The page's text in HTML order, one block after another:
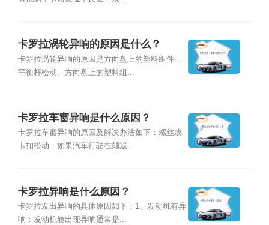
卡罗拉涡轮异响的原因是什么？
卡罗拉涡轮异响的原因是方向盘上的塑料组件，
平衡杆松动。方向盘上的塑料组...
卡罗拉车窗异响是什么原因？
卡罗拉车窗异响的原因及解决办法如下：螺丝或
卡扣松动：如果汽车行驶在颠簸...
卡罗拉异响是什么原因？
卡罗拉发出异响的具体原因如下：1、发动机有异
响：发动机舱出现异响通常是...